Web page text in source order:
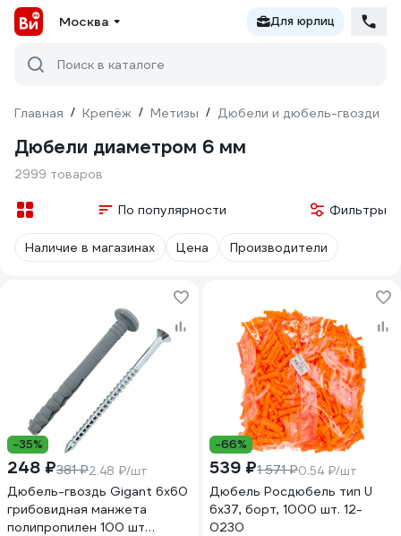
Москва Для юрлиц
Поиск в каталоге
Главная / Крепёж / Метизы / Дюбели и дюбель-гвозди
Дюбели диаметром 6 мм
2999 товаров
По популярности Фильтры
Наличие в магазинах Цена Производители
-35%
248 ₽381 ₽2.48 ₽/шт
Дюбель-гвоздь Gigant 6x60
грибовидная манжета
полипропилен 100 шт
-66%
539 ₽1 571 ₽0.54 ₽/шт
Дюбель Росдюбель тип U
6x37, борт, 1000 шт. 12-
0230